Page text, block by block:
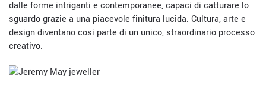
dalle forme intriganti e contemporanee, capaci di catturare lo
sguardo grazie a una piacevole finitura lucida. Cultura, arte e
design diventano così parte di un unico, straordinario processo
creativo.